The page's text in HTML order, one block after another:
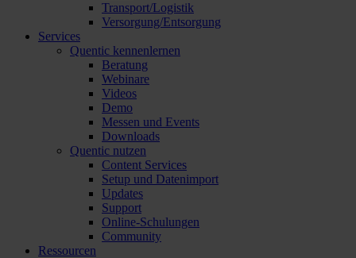
Transport/Logistik
Versorgung/Entsorgung
Services
Quentic kennenlernen
Beratung
Webinare
Videos
Demo
Messen und Events
Downloads
Quentic nutzen
Content Services
Setup und Datenimport
Updates
Support
Online-Schulungen
Community
Ressourcen